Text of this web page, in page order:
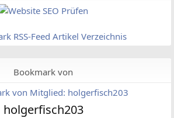
Bookmark von
holgerfisch203